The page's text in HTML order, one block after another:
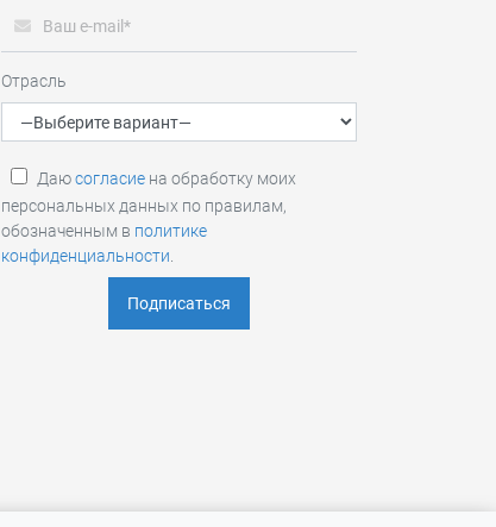
Отрасль
Даюсогласие на обработку моих
персональных данных по правилам,
обозначенным в политике
конфиденциальности.